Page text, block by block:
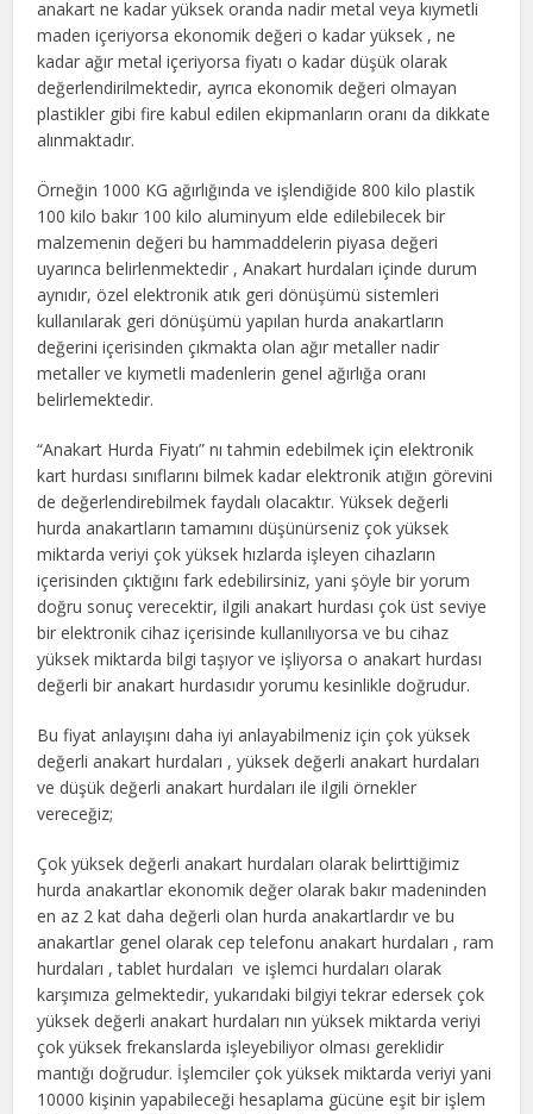
anakart ne kadar yüksek oranda nadir metal veya kıymetli
maden içeriyorsa ekonomik değeri o kadar yüksek , ne
kadar ağır metal içeriyorsa fiyatı o kadar düşük olarak
değerlendirilmektedir, ayrıca ekonomik değeri olmayan
plastikler gibi fire kabul edilen ekipmanların oranı da dikkate
alınmaktadır.
Örneğin 1000 KG ağırlığında ve işlendiğide 800 kilo plastik
100 kilo bakır 100 kilo aluminyum elde edilebilecek bir
malzemenin değeri bu hammaddelerin piyasa değeri
uyarınca belirlenmektedir , Anakart hurdaları içinde durum
aynıdır, özel elektronik atık geri dönüşümü sistemleri
kullanılarak geri dönüşümü yapılan hurda anakartların
değerini içerisinden çıkmakta olan ağır metaller nadir
metaller ve kıymetli madenlerin genel ağırlığa oranı
belirlemektedir.
“Anakart Hurda Fiyatı” nı tahmin edebilmek için elektronik
kart hurdası sınıflarını bilmek kadar elektronik atığın görevini
de değerlendirebilmek faydalı olacaktır. Yüksek değerli
hurda anakartların tamamını düşünürseniz çok yüksek
miktarda veriyi çok yüksek hızlarda işleyen cihazların
içerisinden çıktığını fark edebilirsiniz, yani şöyle bir yorum
doğru sonuç verecektir, ilgili anakart hurdası çok üst seviye
bir elektronik cihaz içerisinde kullanılıyorsa ve bu cihaz
yüksek miktarda bilgi taşıyor ve işliyorsa o anakart hurdası
değerli bir anakart hurdasıdır yorumu kesinlikle doğrudur.
Bu fiyat anlayışını daha iyi anlayabilmeniz için çok yüksek
değerli anakart hurdaları , yüksek değerli anakart hurdaları
ve düşük değerli anakart hurdaları ile ilgili örnekler
vereceğiz;
Çok yüksek değerli anakart hurdaları olarak belirttiğimiz
hurda anakartlar ekonomik değer olarak bakır madeninden
en az 2 kat daha değerli olan hurda anakartlardır ve bu
anakartlar genel olarak cep telefonu anakart hurdaları , ram
hurdaları , tablet hurdaları ve işlemci hurdaları olarak
karşımıza gelmektedir, yukarıdaki bilgiyi tekrar edersek çok
yüksek değerli anakart hurdaları nın yüksek miktarda veriyi
çok yüksek frekanslarda işleyebiliyor olması gereklidir
mantığı doğrudur. İşlemciler çok yüksek miktarda veriyi yani
10000 kişinin yapabileceği hesaplama gücüne eşit bir işlem